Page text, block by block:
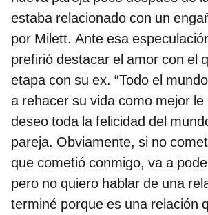
estaba relacionado con un
por Milett. Ante esa
prefirió destacar el amor con el
etapa con su ex. “Todo el
a rehacer su vida como mejor
deseo toda la felicidad del
pareja. Obviamente, si no
que cometió conmigo, va a
pero no quiero hablar de una
terminé porque es una relación